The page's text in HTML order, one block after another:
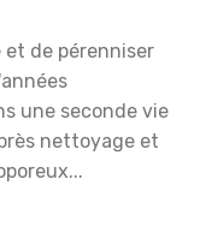
et de pérenniser
une seconde vie
nettoyage et